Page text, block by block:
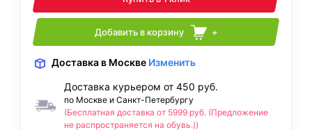
Добавить в корзину +
Доставка в Москве Изменить
Доставка курьером от 450 руб.
по Москве и Санкт-Петербургу
(Бесплатная доставка от 5999 руб. (Предложение
не распространяется на обувь.))